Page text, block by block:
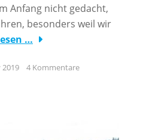
Anfang nicht gedacht,
besonders weil wir
…
2019 4 Kommentare